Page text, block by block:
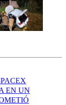
EN UN